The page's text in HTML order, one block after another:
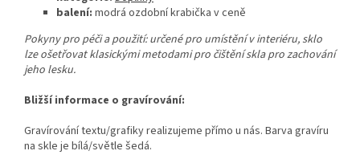
balení: modrá ozdobní krabička v ceně
Pokyny pro péči a použití: určené pro umístění v interiéru, sklo
lze ošetřovat klasickými metodami pro čištění skla pro zachování
jeho lesku.
Bližší informace o gravírování:
Gravírování textu/grafiky realizujeme přímo u nás. Barva gravíru
na skle je bílá/světle šedá.